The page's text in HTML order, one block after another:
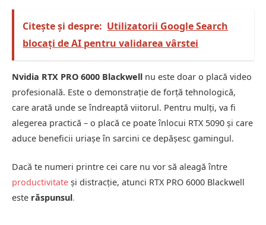
Citește și despre: Utilizatorii Google Search
blocați de AI pentru validarea vârstei
Nvidia RTX PRO 6000 Blackwell nu este doar o placă video
profesională. Este o demonstrație de forță tehnologică,
care arată unde se îndreaptă viitorul. Pentru mulți, va fi
alegerea practică – o placă ce poate înlocui RTX 5090 și care
aduce beneficii uriașe în sarcini ce depășesc gamingul.
Dacă te numeri printre cei care nu vor să aleagă între
productivitate și distracție, atunci RTX PRO 6000 Blackwell
este răspunsul.